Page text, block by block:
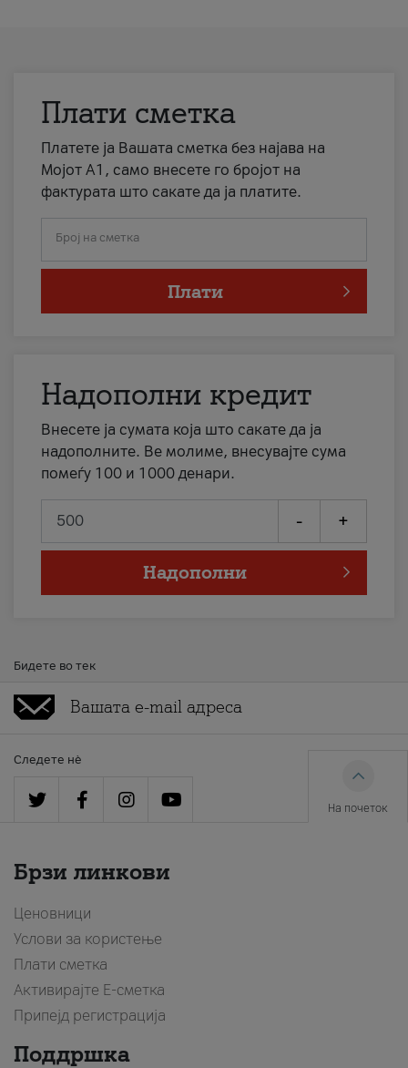
Плати сметка
Платете ја Вашата сметка без најава на
Мојот А1, само внесете го бројот на
фактурата што сакате да ја платите.
Број на сметка
Плати
Надополни кредит
Внесете ја сумата која што сакате да ја
надополните. Ве молиме, внесувајте сума
помеѓу 100 и 1000 денари.
- +
Надополни
Бидете во тек
Следете нè
На почеток
Брзи линкови
Ценовници
Услови за користење
Плати сметка
Активирајте Е-сметка
Припејд регистрација
Поддршка